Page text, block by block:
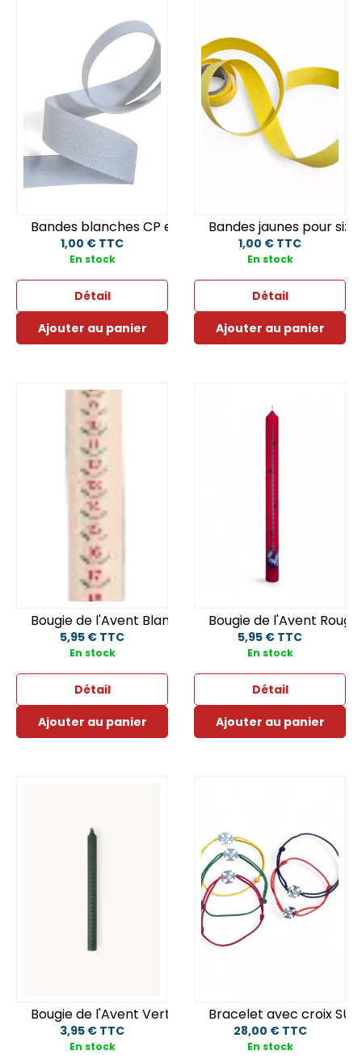
Bandes blanches CP et CE X 0.50M
1,00 € TTC
En stock
Détail
Ajouter au panier
Bandes jaunes pour
1,00 € TTC
En stock
Détail
Ajouter au panier
Bougie de l'Avent Blanche
5,95 € TTC
En stock
Détail
Ajouter au panier
Bougie de l'Avent Rouge
5,95 € TTC
En stock
Détail
Ajouter au panier
Bougie de l'Avent Verte
3,95 € TTC
En stock
Bracelet avec croix
28,00 € TTC
En stock